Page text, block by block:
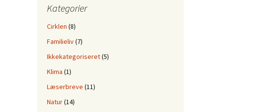
Kategorier
Cirklen (8)
Familieliv(7)
Ikkekategoriseret(5)
Klima (1)
Læserbreve (11)
Natur(14)